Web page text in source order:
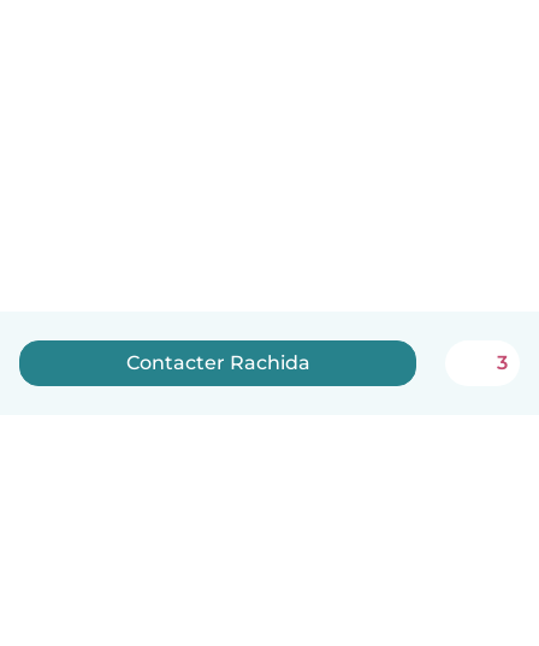
Contacter Rachida 3